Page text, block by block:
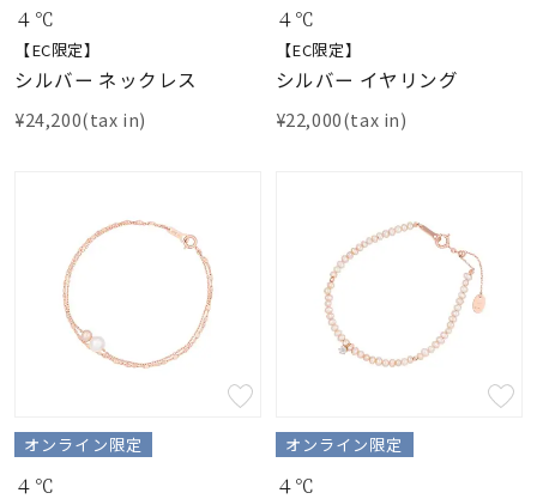
４℃
【EC限定】
シルバー ネックレス
¥24,200(tax in)
４℃
【EC限定】
シルバー イヤリング
¥22,000(tax in)
オンライン限定
４℃
オンライン限定
４℃